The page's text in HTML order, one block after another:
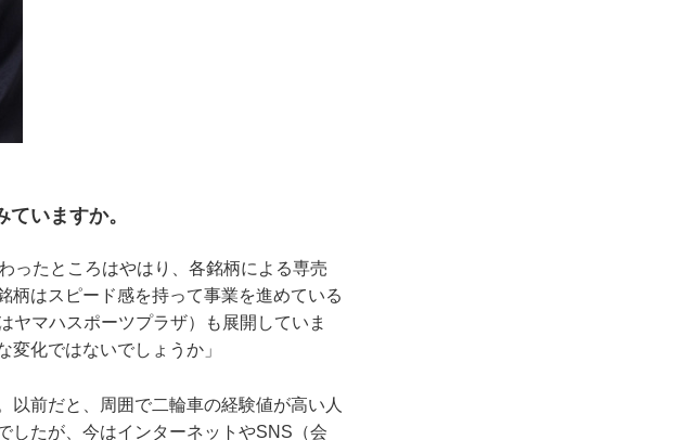
いますか。
ったところはやはり、各銘柄による専売
柄はスピード感を持って事業を進めている
ヤマハスポーツプラザ）も展開していま
変化ではないでしょうか」
以前だと、周囲で二輪車の経験値が高い人
したが、今はインターネットやSNS（会